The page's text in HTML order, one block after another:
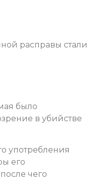
расправы стали
было
в убийстве
употребления
его
чего